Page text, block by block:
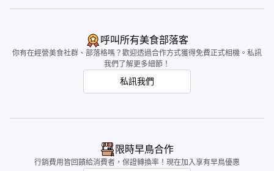
呼叫所有美食部落客
你有在經營美食社群、部落格嗎？歡迎透過合作方式獲得免費正式相機。私訊
我們了解更多細節！
私訊我們
限時早鳥合作
行銷費用皆回饋給消費者，保證轉換率！現在加入享有早鳥優惠